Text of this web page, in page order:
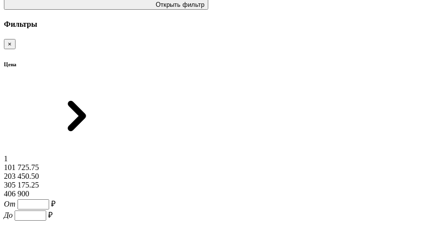
Открыть фильтр
Фильтры
×
Цена
1
101 725.75
203 450.50
305 175.25
406 900
От
₽
До
₽